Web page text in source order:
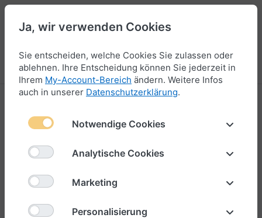
Menü Anmelden Vergleichen Wunschliste Warenkorb
Ja, wir verwenden Cookies
Sie entscheiden, welche Cookies Sie zulassen oder
ablehnen. Ihre Entscheidung können Sie jederzeit in
Ihrem My-Account-Bereich ändern. Weitere Infos
auch in unserer Datenschutzerklärung.
Notwendige Cookies
Analytische Cookies
Marketing
Personalisierung